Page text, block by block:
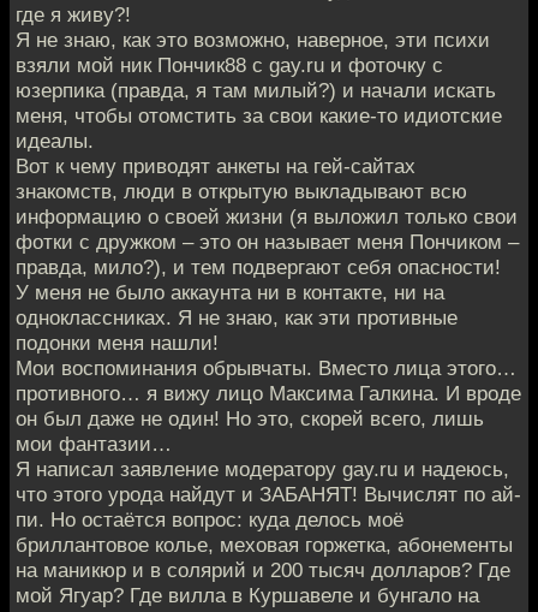
где я живу?!
Я не знаю, как это возможно, наверное, эти психи
взяли мой ник Пончик88 с gay.ru и фоточку с
юзерпика (правда, я там милый?) и начали искать
меня, чтобы отомстить за свои какие-то идиотские
идеалы.
Вот к чему приводят анкеты на гей-сайтах
знакомств, люди в открытую выкладывают всю
информацию о своей жизни (я выложил только свои
фотки с дружком – это он называет меня Пончиком –
правда, мило?), и тем подвергают себя опасности!
У меня не было аккаунта ни в контакте, ни на
одноклассниках. Я не знаю, как эти противные
подонки меня нашли!
Мои воспоминания обрывчаты. Вместо лица этого…
противного… я вижу лицо Максима Галкина. И вроде
он был даже не один! Но это, скорей всего, лишь
мои фантазии…
Я написал заявление модератору gay.ru и надеюсь,
что этого урода найдут и ЗАБАНЯТ! Вычислят по ай-
пи. Но остаётся вопрос: куда делось моё
бриллантовое колье, меховая горжетка, абонементы
на маникюр и в солярий и 200 тысяч долларов? Где
мой Ягуар? Где вилла в Куршавеле и бунгало на